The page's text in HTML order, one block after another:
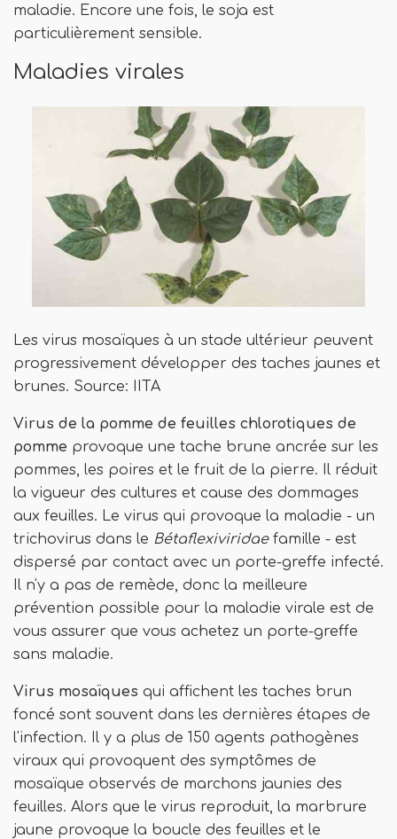
maladie. Encore une fois, le soja est
particulièrement sensible.
Maladies virales
Les virus mosaïques à un stade ultérieur peuvent
progressivement développer des taches jaunes et
brunes. Source: IITA
Virus de la pomme de feuilles chlorotiques de
pomme provoque une tache brune ancrée sur les
pommes, les poires et le fruit de la pierre. Il réduit
la vigueur des cultures et cause des dommages
aux feuilles. Le virus qui provoque la maladie - un
trichovirus dans le Bétaflexiviridaefamille - est
dispersé par contact avec un porte-greffe infecté.
Il n'y a pas de remède, donc la meilleure
prévention possible pour la maladie virale est de
vous assurer que vous achetez un porte-greffe
sans maladie.
Virus mosaïques qui affichent les taches brun
foncé sont souvent dans les dernières étapes de
l'infection. Il y a plus de 150 agents pathogènes
viraux qui provoquent des symptômes de
mosaïque observés de marchons jaunies des
feuilles. Alors que le virus reproduit, la marbrure
jaune provoque la boucle des feuilles et le